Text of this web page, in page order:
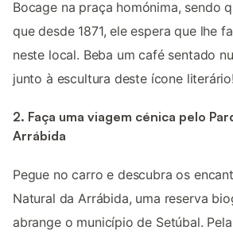
Bocage na praça homónima, sendo
que desde 1871, ele espera que lhe
neste local. Beba um café sentado
junto à escultura deste ícone literário!
2. Faça uma viagem cénica pelo
Arrábida
Pegue no carro e descubra os
Natural da Arrábida, uma reserva
abrange o município de Setúbal.